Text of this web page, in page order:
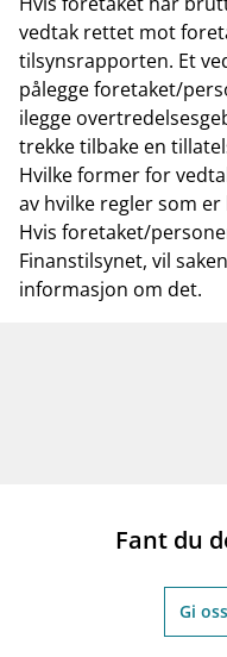
vedtak rettet mot
tilsynsrapporten. Et
pålegge foretaket/
ilegge
trekke tilbake en
Hvilke former for
av hvilke regler som
Hvis foretaket/
Finanstilsynet, vil
informasjon om det.
Fant du
Gi